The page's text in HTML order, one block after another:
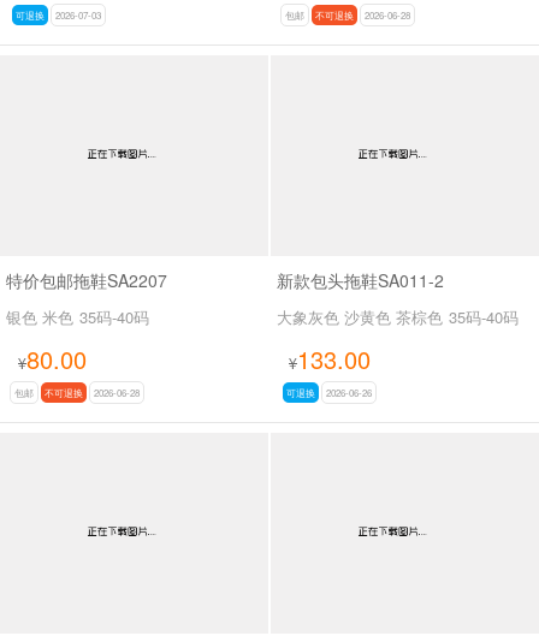
可退换 2026-07-03 包邮 不可退换 2026-06-28
特价包邮拖鞋SA2207
银色 米色 35码-40码
¥80.00
包邮 不可退换 2026-06-28
新款包头拖鞋SA011-2
大象灰色 沙黄色 茶棕色 35码-40码
¥133.00
可退换 2026-06-26